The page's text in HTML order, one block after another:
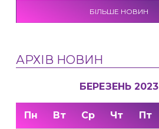
БІЛЬШЕ НОВИН
АРХІВ НОВИН
БЕРЕЗЕНЬ 2023
Пн Вт Ср Чт Пт